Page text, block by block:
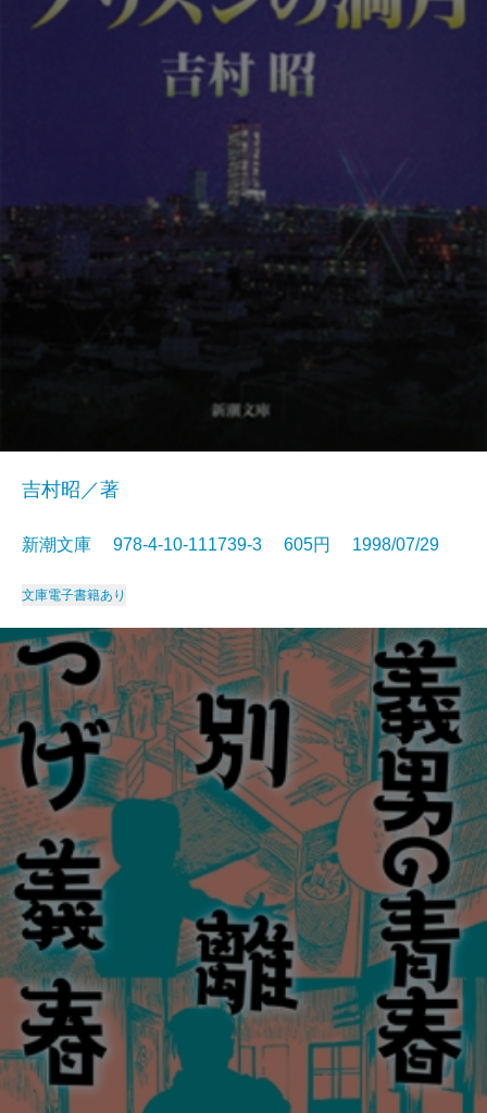
吉村昭／著
新潮文庫 978-4-10-111739-3 605円 1998/07/29
文庫電子書籍あり